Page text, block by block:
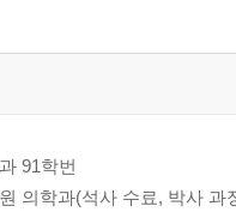
주
사람 / 지명희
물하는 책
91학번
의학과(석사 수료, 박사 과